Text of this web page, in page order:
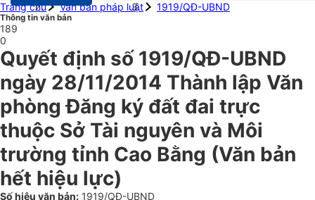
Trang chủ
Văn bản pháp luật 1919/QĐ-UBND
Thông tin văn bản
189
0
Quyết định số 1919/QĐ-UBND
ngày 28/11/2014 Thành lập Văn
phòng Đăng ký đất đai trực
thuộc Sở Tài nguyên và Môi
trường tỉnh Cao Bằng (Văn bản
hết hiệu lực)
Số hiệu văn bản: 1919/QĐ-UBND